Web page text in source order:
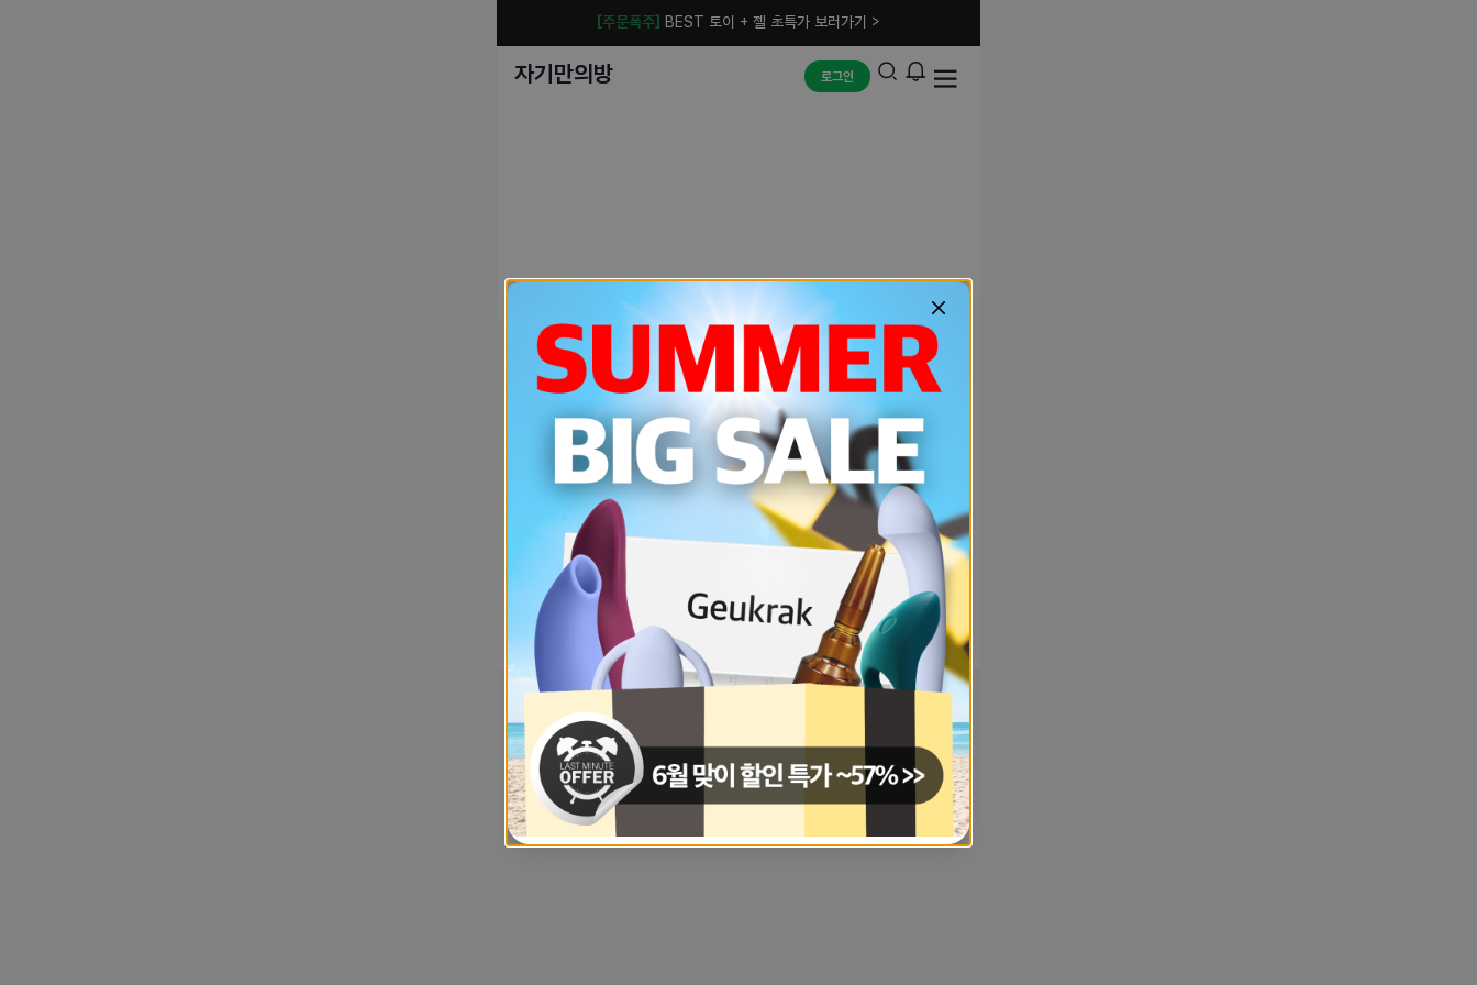
[주문폭주] BEST 토이 + 젤 초특가 보러가기 >
자기만의방 로그인
예상치 못한 에러입니다.